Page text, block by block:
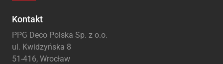
Kontakt
PPG Deco Polska Sp. z o.o.
ul. Kwidzyńska 8
51-416, Wrocław